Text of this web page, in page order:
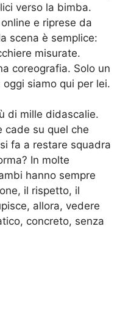
verso la bimba.
e riprese da
scena è semplice:
misurate.
coreografia. Solo un
oggi siamo qui per lei.
di mille didascalie.
cade su quel che
fa a restare squadra
In molte
hanno sempre
il rispetto, il
allora, vedere
concreto, senza